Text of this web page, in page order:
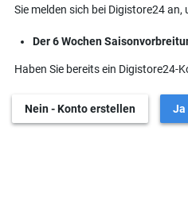
Sie melden sich bei Digistore24
Der 6 Wochen
Haben Sie bereits ein Digistore24-
Nein - Konto erstellen Ja